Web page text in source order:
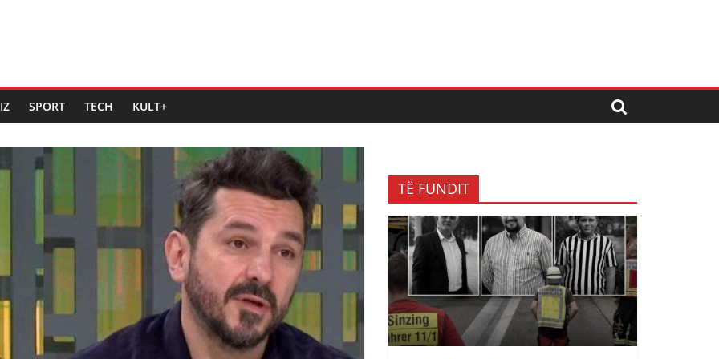
SPORT TECH KULT+
TË FUNDIT